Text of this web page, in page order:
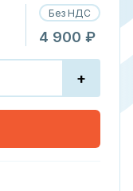
Без НДС
4 900 ₽
+